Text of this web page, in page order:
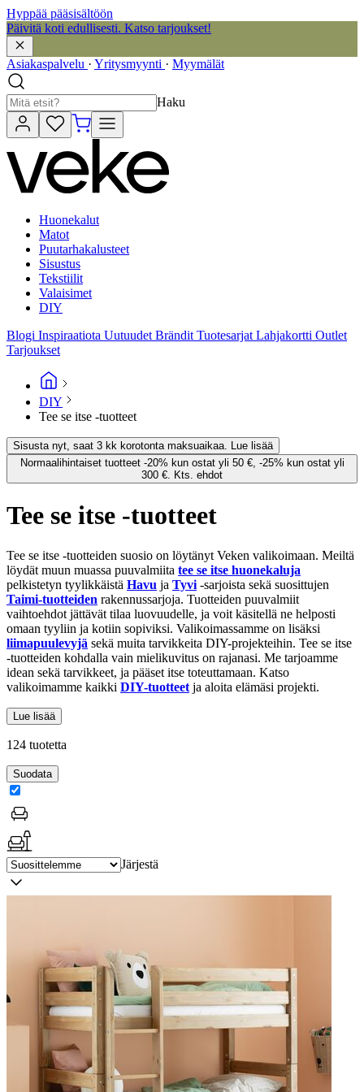
Hyppää pääsisältöön
Päivitä koti edullisesti. Katso tarjoukset!
Asiakaspalvelu · Yritysmyynti · Myymälät
Haku
Huonekalut
Matot
Puutarhakalusteet
Sisustus
Tekstiilit
Valaisimet
DIY
Blogi Inspiraatiota Uutuudet Brändit Tuotesarjat Lahjakortti Outlet
Tarjoukset
DIY
Tee se itse -tuotteet
Sisusta nyt, saat 3 kk korotonta maksuaikaa. Lue lisää
Normaalihintaiset tuotteet -20% kun ostat yli 50 €, -25% kun ostat yli
300 €. Kts. ehdot
Tee se itse -tuotteet
Tee se itse -tuotteiden suosio on löytänyt Veken valikoimaan. Meiltä
löydät muun muassa puuvalmiita tee se itse huonekaluja
pelkistetyn tyylikkäistä Havu ja Tyvi -sarjoista sekä suosittujen
Taimi-tuotteiden rakennussarjoja. Tuotteiden puuvalmiit
vaihtoehdot jättävät tilaa luovuudelle, ja voit käsitellä ne helposti
omaan tyyliin ja kotiin sopiviksi. Valikoimassamme on lisäksi
liimapuulevyjä sekä muita tarvikkeita DIY-projekteihin. Tee se itse
-tuotteiden kohdalla vain mielikuvitus on rajanasi. Me tarjoamme
idean sekä tarvikkeet, ja pääset itse toteuttamaan. Katso
valikoimamme kaikki DIY-tuotteet ja aloita elämäsi projekti.
Lue lisää
124 tuotetta
Suodata
Järjestä